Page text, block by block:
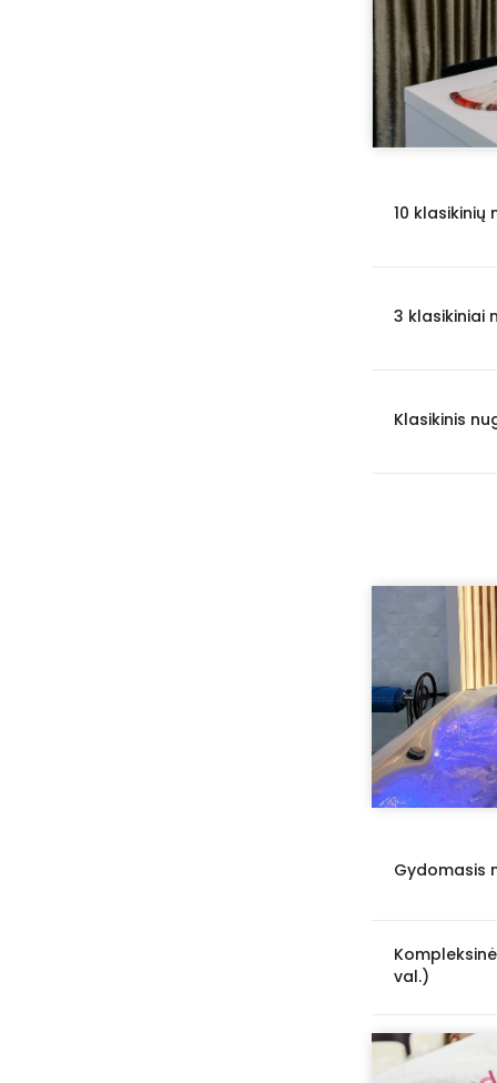
10 klasikinių
3 klasikiniai
Klasikinis
Gydomasis
val.)